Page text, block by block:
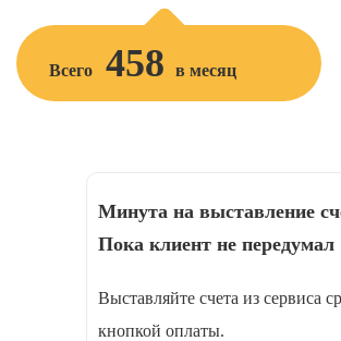
Всего 458 в месяц
Минута на выставление
Пока клиент не передумал
Выставляйте счета из сервиса
кнопкой оплаты.